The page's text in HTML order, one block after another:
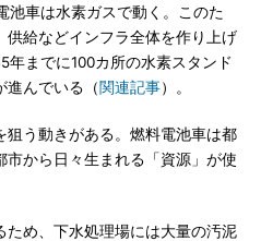
車は水素ガスで動く。このた
給などインフラ全体を作り上げ
年までに100カ所の水素スタンド
進んでいる（関連記事）。
う動きがある。燃料電池車は都
から日々生まれる「資源」が使
め、下水処理場には大量の汚泥